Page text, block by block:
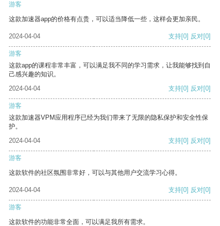
游客
这款加速器app的价格有点贵，可以适当降低一些，这样会更加亲民。
2024-04-04 支持[0] 反对[0]
游客
这款app的课程非常丰富，可以满足我不同的学习需求，让我能够找到自
己感兴趣的知识。
2024-04-04
支持[0] 反对[0]
游客
这款加速器VPM应用程序已经为我们带来了无限的隐私保护和安全性保
护。
2024-04-04
支持[0] 反对[0]
游客
这款软件的社区氛围非常好，可以与其他用户交流学习心得。
2024-04-04 支持[0] 反对[0]
游客
这款软件的功能非常全面，可以满足我所有需求。